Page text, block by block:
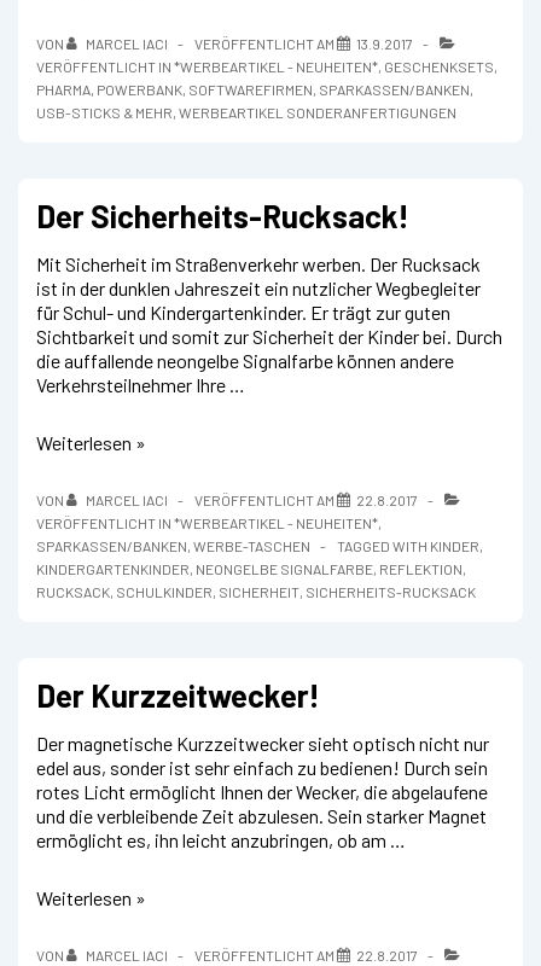
Private
Label
Concept
VON MARCEL IACI VERÖFFENTLICHT AM
13.9.2017
VERÖFFENTLICHT IN *WERBEARTIKEL - NEUHEITEN*, GESCHENKSETS,
PHARMA, POWERBANK, SOFTWAREFIRMEN, SPARKASSEN/BANKEN,
USB-STICKS & MEHR, WERBEARTIKEL SONDERANFERTIGUNGEN
Der Sicherheits-Rucksack!
Mit Sicherheit im Straßenverkehr werben. Der Rucksack
ist in der dunklen Jahreszeit ein nutzlicher Wegbegleiter
für Schul- und Kindergartenkinder. Er trägt zur guten
Sichtbarkeit und somit zur Sicherheit der Kinder bei. Durch
die auffallende neongelbe Signalfarbe können andere
Verkehrsteilnehmer Ihre …
Der
Rucksack!
Weiterlesen »
VON MARCEL IACI VERÖFFENTLICHT AM
22.8.2017
VERÖFFENTLICHT IN *WERBEARTIKEL - NEUHEITEN*,
SPARKASSEN/BANKEN, WERBE-TASCHEN TAGGED WITH KINDER,
KINDERGARTENKINDER, NEONGELBE SIGNALFARBE, REFLEKTION,
RUCKSACK, SCHULKINDER, SICHERHEIT, SICHERHEITS-RUCKSACK
Der Kurzzeitwecker!
Der magnetische Kurzzeitwecker sieht optisch nicht nur
edel aus, sonder ist sehr einfach zu bedienen! Durch sein
rotes Licht ermöglicht Ihnen der Wecker, die abgelaufene
und die verbleibende Zeit abzulesen. Sein starker Magnet
ermöglicht es, ihn leicht anzubringen, ob am …
Der
Weiterlesen »
VON MARCEL IACI VERÖFFENTLICHT AM
22.8.2017